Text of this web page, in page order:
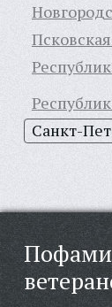
Санкт-